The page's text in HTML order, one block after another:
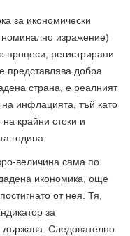
за икономически
номинално изражение)
процеси, регистрирани
представлява добра
страна, е реалният
инфлацията, тъй като
крайни стоки и
година.
величина сама по
икономика, още
от нея. Тя,
за
държава. Следователно